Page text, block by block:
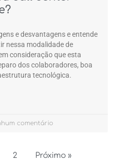
e desvantagens e entende
nessa modalidade de
consideração que esta
dos colaboradores, boa
tecnológica.
comentário
2 Próximo »